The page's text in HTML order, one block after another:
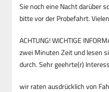
Sie noch eine Nacht darüber
bitte vor der Probefahrt.
ACHTUNG! WICHTIGE
zwei Minuten Zeit und lesen
durch. Sehr geehrte(r)
wir raten ausdrücklich von